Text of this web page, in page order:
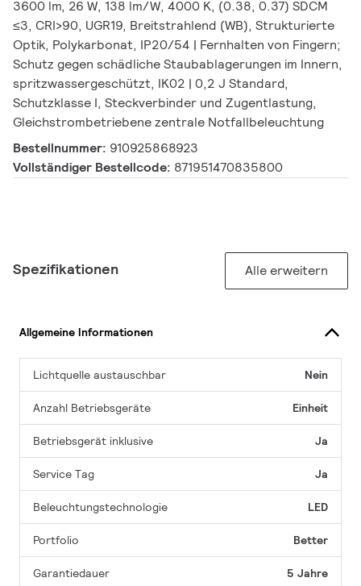
3600 lm, 26 W, 138 lm/W, 4000 K, (0.38, 0.37) SDCM
≤3, CRI>90, UGR19, Breitstrahlend (WB), Strukturierte
Optik, Polykarbonat, IP20/54 | Fernhalten von Fingern;
Schutz gegen schädliche Staubablagerungen im Innern,
spritzwassergeschützt, IK02 | 0,2 J Standard,
Schutzklasse I, Steckverbinder und Zugentlastung,
Gleichstrombetriebene zentrale Notfallbeleuchtung
Bestellnummer: 910925868923
Vollständiger Bestellcode: 871951470835800
Spezifikationen Alle erweitern
Allgemeine Informationen
Lichtquelle austauschbar Nein
Anzahl Betriebsgeräte Einheit
Betriebsgerät inklusive Ja
Service Tag Ja
Beleuchtungstechnologie LED
Portfolio Better
Garantiedauer 5 Jahre